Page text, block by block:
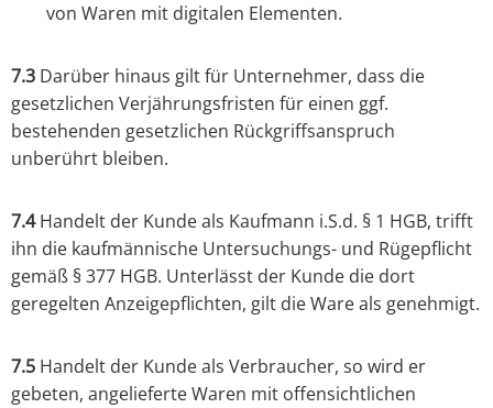
von Waren mit digitalen Elementen.
7.3 Darüber hinaus gilt für Unternehmer, dass die
gesetzlichen Verjährungsfristen für einen ggf.
bestehenden gesetzlichen Rückgriffsanspruch
unberührt bleiben.
7.4Handelt der Kunde als Kaufmann i.S.d. § 1 HGB, trifft
ihn die kaufmännische Untersuchungs- und Rügepflicht
gemäß § 377 HGB. Unterlässt der Kunde die dort
geregelten Anzeigepflichten, gilt die Ware als genehmigt.
7.5 Handelt der Kunde als Verbraucher, so wird er
gebeten, angelieferte Waren mit offensichtlichen